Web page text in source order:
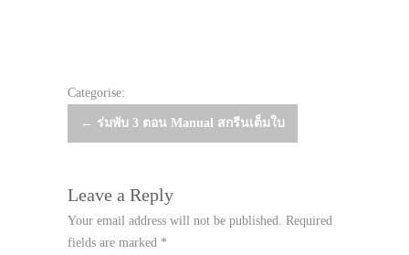
Categorise:
Post
← ร่มพับ 3 ตอน Manual สกรีนเต็มใบ
Leave a Reply
Your email address will not be published. Required
fields are marked *